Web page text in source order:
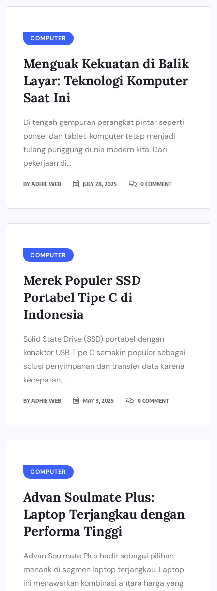
COMPUTER
Menguak Kekuatan di Balik
Layar: Teknologi Komputer
Saat Ini
Di tengah gempuran perangkat pintar seperti
ponsel dan tablet, komputer tetap menjadi
tulang punggung dunia modern kita. Dari
pekerjaan di...
BY ADHIE WEB JULY 28, 2025 0 COMMENT
COMPUTER
Merek Populer SSD
Portabel Tipe C di
Indonesia
Solid State Drive (SSD) portabel dengan
konektor USB Tipe C semakin populer sebagai
solusi penyimpanan dan transfer data karena
kecepatan,...
BY ADHIE WEB MAY 3, 2025 0 COMMENT
COMPUTER
Advan Soulmate Plus:
Laptop Terjangkau dengan
Performa Tinggi
Advan Soulmate Plus hadir sebagai pilihan
menarik di segmen laptop terjangkau. Laptop
ini menawarkan kombinasi antara harga yang